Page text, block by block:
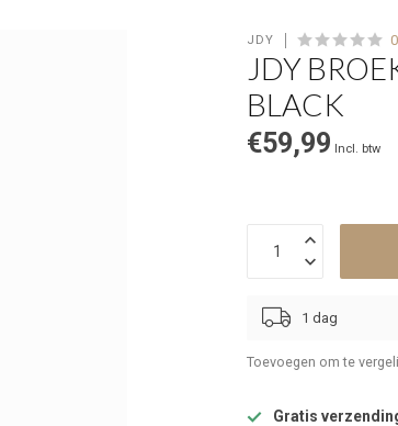
JDY
JDY
BLACK
€59,99 Incl. btw
1 dag
Toevoegen om te
Gratis